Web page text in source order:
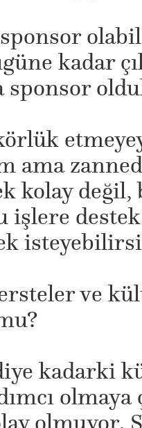
kadar
sponsor
ama
kolay değil,
işlere
ve
kadarki
olmaya